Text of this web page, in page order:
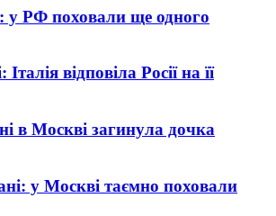
у РФ поховали ще одного
відповіла Росії на її
в Москві загинула дочка
у Москві таємно поховали